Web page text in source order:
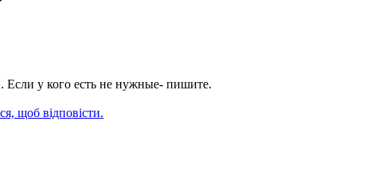
у кого есть не нужные- пишите.
щоб відповісти.